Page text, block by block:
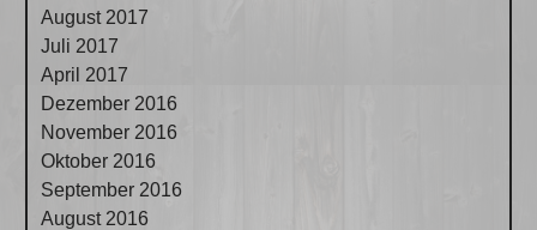
August 2017
Juli 2017
April 2017
Dezember 2016
November 2016
Oktober 2016
September 2016
August 2016